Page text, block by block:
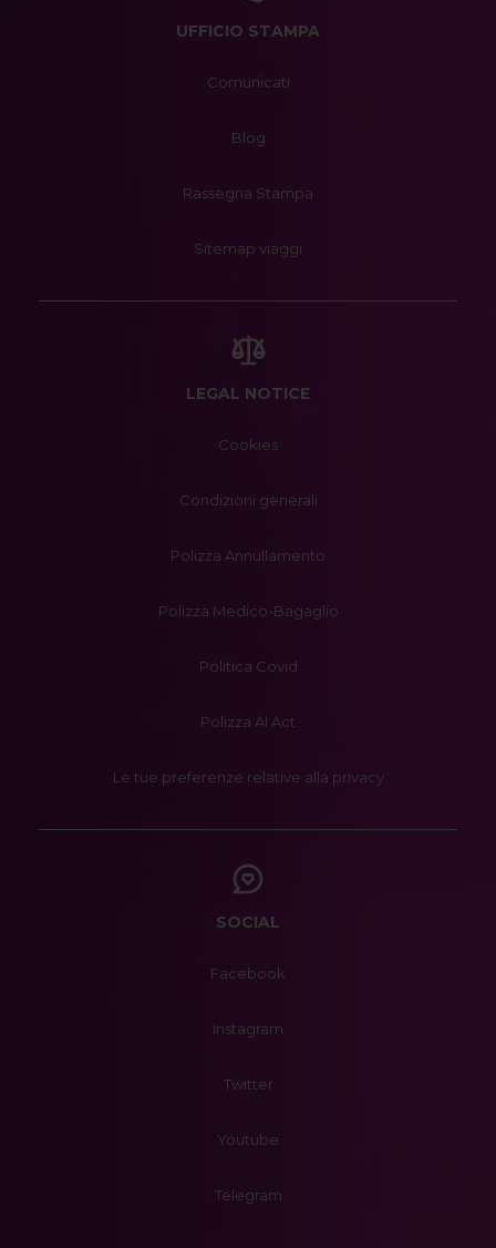
UFFICIO STAMPA
Comunicati
Blog
Rassegna Stampa
Sitemap viaggi
LEGAL NOTICE
Cookies
Condizioni generali
Polizza Annullamento
Polizza Medico-Bagaglio
Politica Covid
Polizza AI Act
Le tue preferenze relative alla privacy
SOCIAL
Facebook
Instagram
Twitter
Youtube
Telegram